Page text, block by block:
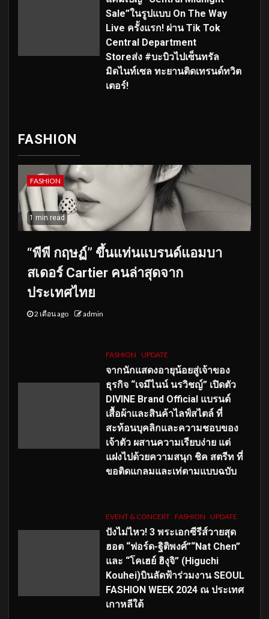
Sale”ในรูปแบบ On The Way
Live ครั้งแรก! ผ่าน Tik Tok
Central Department
Storeส่ง #บะบิวไปเซ็นทรัล
มิดไนท์เซล ทะยานติดเทรนด์ทวิต
เตอร์!
FASHION
FASHION
1 min read
“พีพี กฤษฏ์” ขึ้นแท่นแบรนด์แอมบา
สเดอร์ Cartier คนล่าสุดจาก
ประเทศไทย
2 เดือน ago admin
FASHION UPDATE
จากนักแสดงอายุน้อยสู่เจ้าของ
ธุรกิจ “เจมีไนน์ นรวิชญ์” เปิดตัว
DIVINE Brand Official แบรนด์
เสื้อผ้าและสินค้าไลฟ์สไตล์ ที่
สะท้อนบุคลิกและความชอบของ
เจ้าตัว ผสานความเรียบง่าย แต่
แฝงไปด้วยความสนุก ชิค สตรีท ที่
ขอติดแกลมและเท่ตามแบบฉบับ
EVENT & CONCERT FASHION UPDATE
ปังไม่ไหว! 3 พระเอกซีรีส์วายสุด
ฮอต “ฟอร์ด-ฐิติพงศ์”“Nat Chen”
และ “โคเฮย์ ฮิงุจิ” (Higuchi
Kouhei)บินลัดฟ้าร่วมงาน SEOUL
FASHION WEEK 2024 ณ ประเทศ
เกาหลีใต้